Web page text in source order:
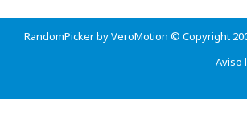
RandomPicker by VeroMotion © Copyright
Aviso